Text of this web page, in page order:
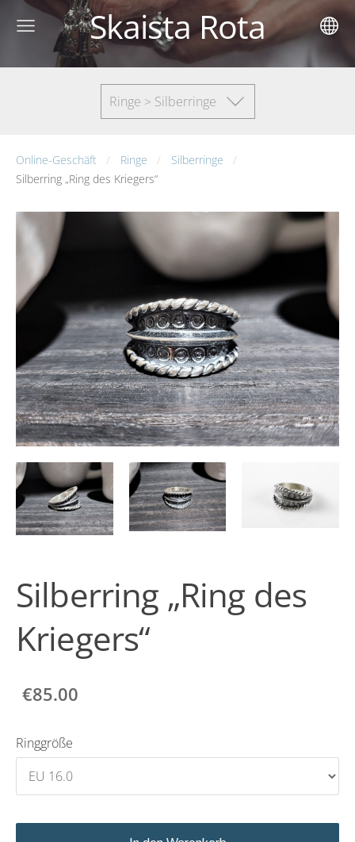
Skaista Rota
Ringe > Silberringe
Online-Geschäft Ringe
Silberringe
Silberring „Ring des Kriegers“
Silberring „Ring des
Kriegers“
€85.00
Ringgröße